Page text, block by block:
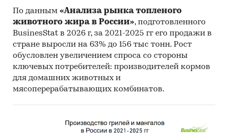
По данным «Анализа рынка топленого
животного жира в России», подготовленного
BusinesStat в 2026 г, за 2021-2025 гг его продажи в
стране выросли на 63% до 156 тыс тонн. Рост
обусловлен увеличением спроса со стороны
ключевых потребителей: производителей кормов
для домашних животных и
мясоперерабатывающих комбинатов.